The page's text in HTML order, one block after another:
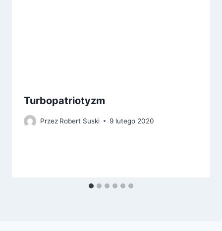
Turbopatriotyzm
Przez Robert Suski 9 lutego 2020